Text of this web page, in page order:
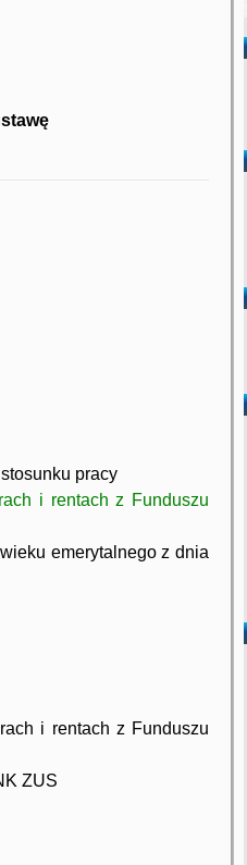
pracy
i rentach z Funduszu
emerytalnego z dnia
i rentach z Funduszu
ZUS